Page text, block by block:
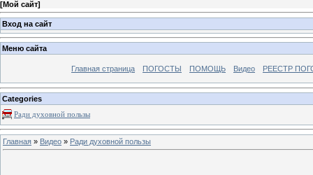
[Мой сайт]
Вход на сайт
Меню сайта
Главная страница ПОГОСТЫ ПОМОЩЬ Видео РЕЕСТР
Categories
Ради духовной пользы
Главная » Видео » Ради духовной пользы